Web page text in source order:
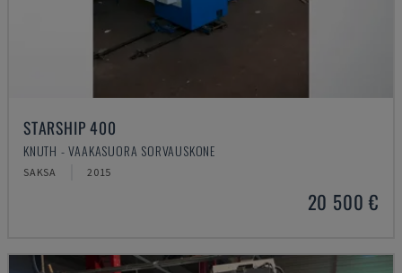
STARSHIP 400
KNUTH - VAAKASUORA SORVAUSKONE
SAKSA 2015
20 500 €